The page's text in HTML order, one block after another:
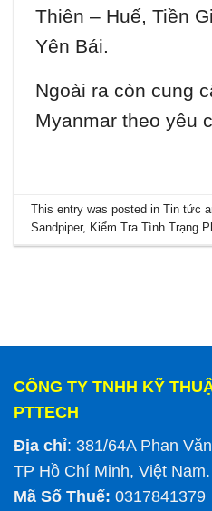
Thiên – Huế, Tiền
Yên Bái.
Ngoài ra còn cung
Myanmar theo yêu
This entry was posted inTin tức
Sandpiper, Kiểm Tra Tình Trạng
CÔNG TY TNHH KỸ
PTTECH
Địa chỉ: 381/64A Phan
TP Hồ Chí Minh, Việt Nam.
Mã Số Thuế: 0317841379